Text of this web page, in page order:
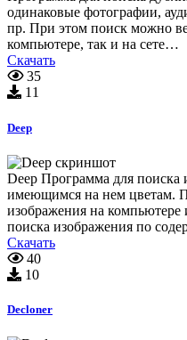
одинаковые фотографии,
пр. При этом поиск можно
компьютере, так и на сете…
Скачать
35
11
Deep
Deep Программа для
имеющимся на нем цветам.
изображения на компьютере
поиска изображения по
Скачать
40
10
Decloner